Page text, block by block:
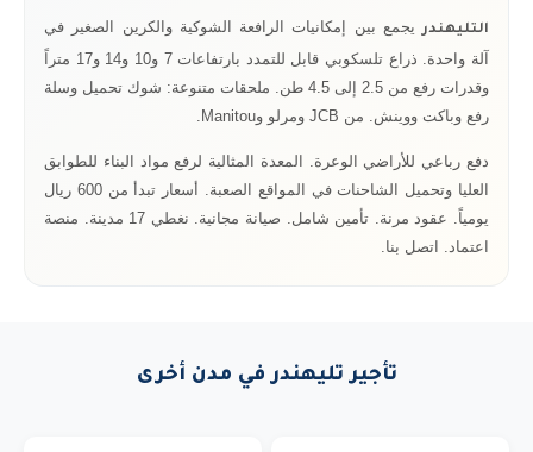
التليهندر يجمع بين إمكانيات الرافعة الشوكية والكرين الصغير في
آلة واحدة. ذراع تلسكوبي قابل للتمدد بارتفاعات 7 و10 و14 و17 متراً
وقدرات رفع من 2.5 إلى 4.5 طن. ملحقات متنوعة: شوك تحميل وسلة
رفع وباكت ووينش. من JCB ومرلو وManitou.
دفع رباعي للأراضي الوعرة. المعدة المثالية لرفع مواد البناء للطوابق
العليا وتحميل الشاحنات في المواقع الصعبة. أسعار تبدأ من 600 ريال
يومياً. عقود مرنة. تأمين شامل. صيانة مجانية. نغطي 17 مدينة. منصة
اعتماد. اتصل بنا.
تأجير تليهندر في مدن أخرى